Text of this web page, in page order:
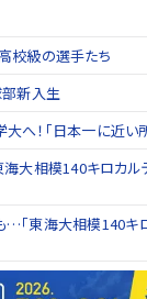
校級の選手たち
部新入生
へ！｢日本一に近い
海大相模140キロカ
「東海大相模140キ